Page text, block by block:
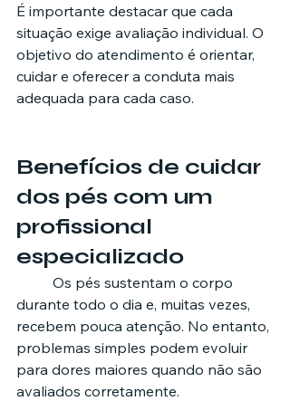
É importante destacar que cada
situação exige avaliação individual. O
objetivo do atendimento é orientar,
cuidar e oferecer a conduta mais
adequada para cada caso.
Benefícios de cuidar
dos pés com um
profissional
especializado
durante todo o dia e, muitas vezes,
recebem pouca atenção. No entanto,
problemas simples podem evoluir
para dores maiores quando não são
avaliados corretamente.